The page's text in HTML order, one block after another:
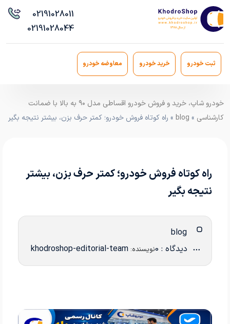
02191028011
02191028044
ثبت خودرو خرید خودرو معاوضه خودرو
خودرو شاپ، خرید و فروش خودرو اقساطی مدل ۹۰ به بالا با ضمانت
کارشناسی »
blog » راه کوتاه فروش خودرو؛ کمتر حرف بزن، بیشتر نتیجه بگیر
راه کوتاه فروش خودرو؛ کمتر حرف بزن، بیشتر
نتیجه بگیر
دیدگاه : 0 نویسنده: khodroshop-editorial-team